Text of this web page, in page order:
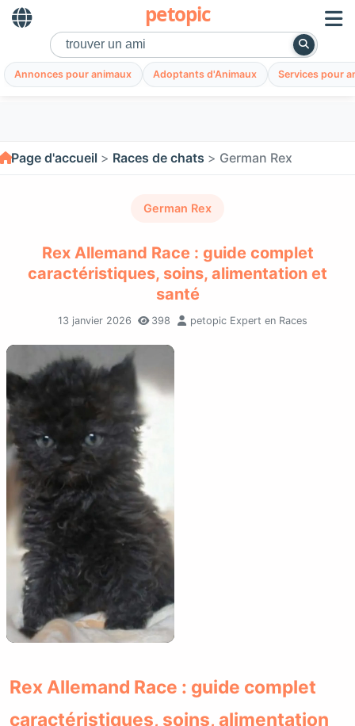
petopic
Annonces pour animaux Adoptants d'Animaux Services pour
Page d'accueil Races de chats German Rex
German Rex
Rex Allemand Race : guide complet
caractéristiques, soins, alimentation et
santé
13 janvier 2026 398 petopic Expert en Races
Rex Allemand Race : guide complet
caractéristiques, soins, alimentation